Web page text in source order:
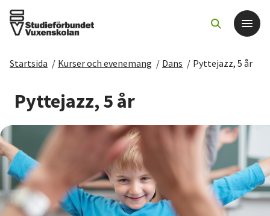
För dig som
Sök kurser och evenemang
Om SV
Startsida / Kurser och evenemang / Dans / Pyttejazz, 5 år
Pyttejazz, 5 år